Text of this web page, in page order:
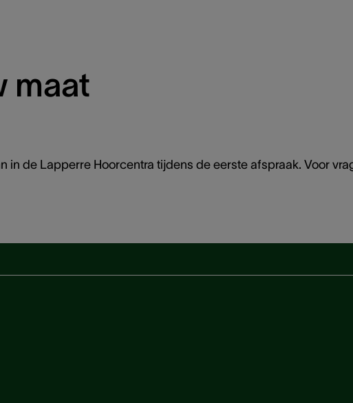
maat
in de Lapperre Hoorcentra tijdens de eerste afspraak. Voor